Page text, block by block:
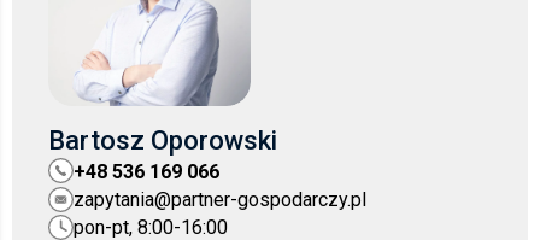
Bartosz Oporowski
+48 536 169 066
zapytania@partner-gospodarczy.pl
pon-pt, 8:00-16:00